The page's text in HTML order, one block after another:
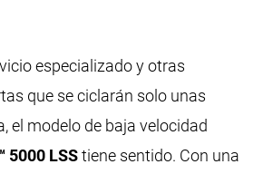
especializado y otras
que se ciclarán solo unas
el modelo de baja velocidad
5000 LSStiene sentido. Con una